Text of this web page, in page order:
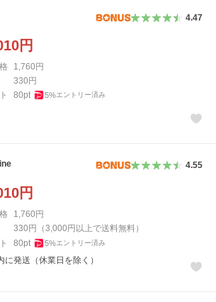
4.47
円
1,760 円
330 円
80pt 5%エントリー済み
4.55
円
1,760 円
330 円 （3,000 円以上で送料無料）
80pt 5%エントリー済み
に発送（休業日を除く）